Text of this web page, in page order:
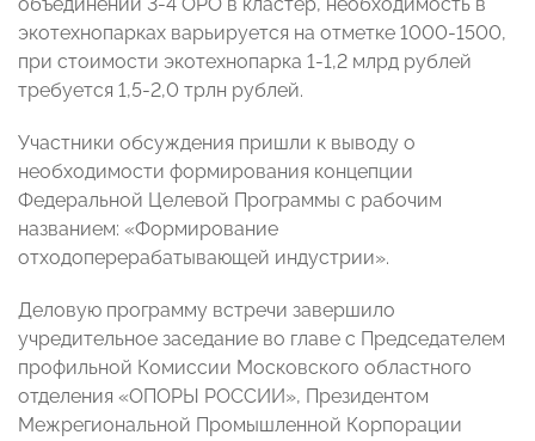
экотехнопарках варьируется на отметке 1000-1500,
при стоимости экотехнопарка 1-1,2 млрд рублей
требуется 1,5-2,0 трлн рублей.
Участники обсуждения пришли к выводу о
необходимости формирования концепции
Федеральной Целевой Программы с рабочим
названием: «Формирование
отходоперерабатывающей индустрии».
Деловую программу встречи завершило
учредительное заседание во главе с Председателем
профильной Комиссии Московского областного
отделения «ОПОРЫ РОССИИ», Президентом
Межрегиональной Промышленной Корпорации